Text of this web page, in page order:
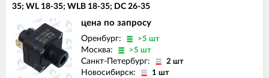
35; WL 18-35; WLB 18-35; DC 26-35
цена по запросу
Оренбург: >5 шт
Москва: >5 шт
Санкт-Петербург: 2 шт
Новосибирск: 1 шт